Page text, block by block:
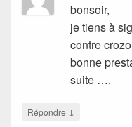
bonsoir,
je tiens à
contre
bonne
suite ….
Répondre ↓